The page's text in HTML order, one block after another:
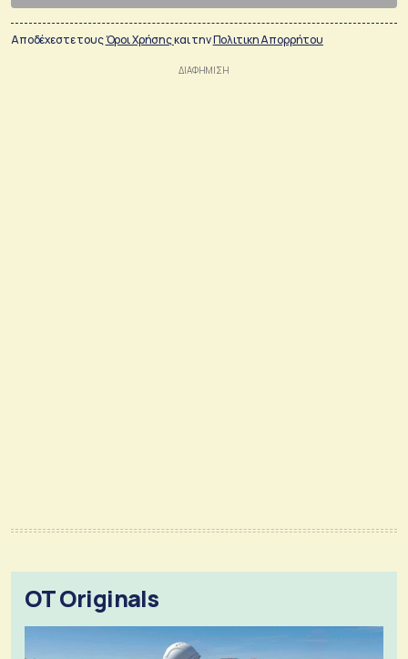
Αποδέχεστε τουςΌροι Χρήσηςκαι τηνΠολιτικη Απορρήτου
OT Originals